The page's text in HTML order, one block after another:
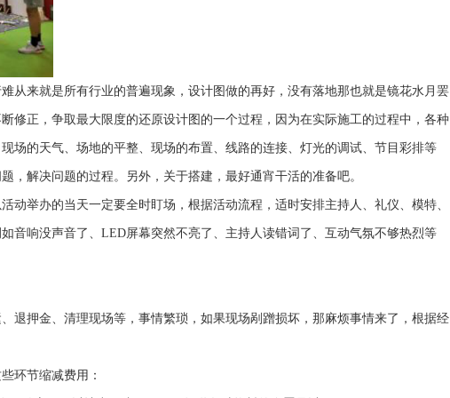
从来就是所有行业的普遍现象，设计图做的再好，没有落地那也就是镜花水月罢
修正，争取最大限度的还原设计图的一个过程，因为在实际施工的过程中，各种
场的天气、场地的平整、现场的布置、线路的连接、灯光的调试、节目彩排等
，解决问题的过程。另外，关于搭建，最好通宵干活的准备吧。
动举办的当天一定要全时盯场，根据活动流程，适时安排主持人、礼仪、模特、
音响没声音了、LED屏幕突然不亮了、主持人读错词了、互动气氛不够热烈等
退押金、清理现场等，事情繁琐，如果现场剐蹭损坏，那麻烦事情来了，根据经
环节缩减费用：